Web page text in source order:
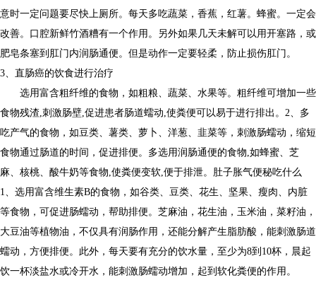
意时一定问题要尽快上厕所。每天多吃蔬菜，香蕉，红薯。蜂蜜。一定会
改善。口腔新鲜竹酒糟有一个作用。另外如果几天未解可以用开塞路，或
肥皂条塞到肛门内润肠通便。但是动作一定要轻柔，防止损伤肛门。
3、直肠癌的饮食进行治疗
选用富含粗纤维的食物，如粗粮、蔬菜、水果等。粗纤维可增加一些
食物残渣,刺激肠壁,促进患者肠道蠕动,使粪便可以易于进行排出。2、多
吃产气的食物，如豆类、薯类、萝卜、洋葱、韭菜等，刺激肠蠕动，缩短
食物通过肠道的时间，促进排便。多选用润肠通便的食物,如蜂蜜、芝
麻、核桃、酸牛奶等食物,使粪便变软,便于排泄。肚子胀气便秘吃什么
1、选用富含维生素B的食物，如谷类、豆类、花生、坚果、瘦肉、内脏
等食物，可促进肠蠕动，帮助排便。芝麻油，花生油，玉米油，菜籽油，
大豆油等植物油，不仅具有润肠作用，还能分解产生脂肪酸，能刺激肠道
蠕动，方便排便。此外，每天要有充分的饮水量，至少为8到10杯，晨起
饮一杯淡盐水或冷开水，能刺激肠蠕动增加，起到软化粪便的作用。